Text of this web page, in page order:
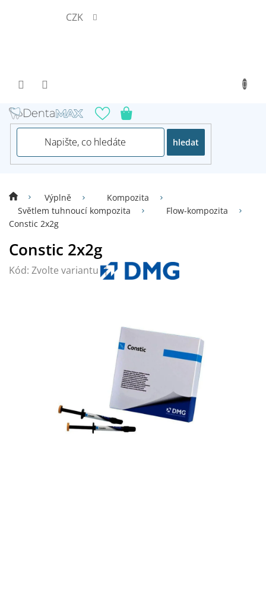
CZK
hledat
Výplně
Kompozita
Světlem tuhnoucí kompozita
Flow-kompozita
Constic 2x2g
Constic 2x2g
Kód: Zvolte variantu